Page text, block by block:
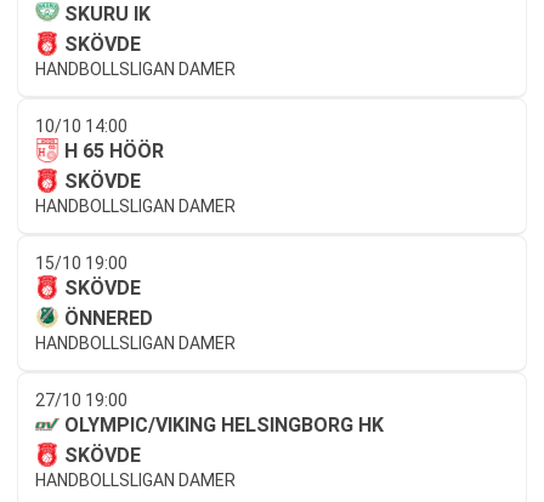
SKURU IK
SKÖVDE
HANDBOLLSLIGAN DAMER
10/10 14:00
H 65 HÖÖR
SKÖVDE
HANDBOLLSLIGAN DAMER
15/10 19:00
SKÖVDE
ÖNNERED
HANDBOLLSLIGAN DAMER
27/10 19:00
OLYMPIC/VIKING HELSINGBORG HK
SKÖVDE
HANDBOLLSLIGAN DAMER